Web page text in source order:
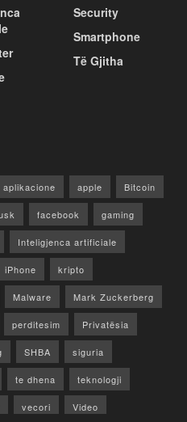
Security
Smartphone
Të Gjitha
aplikacione apple Bitcoin
facebook gaming
Inteligjenca artificiale
iPhone kripto
Malware Mark Zuckerberg
perditesim Privatësia
SHBA siguria
te dhena teknologji
vecori Video